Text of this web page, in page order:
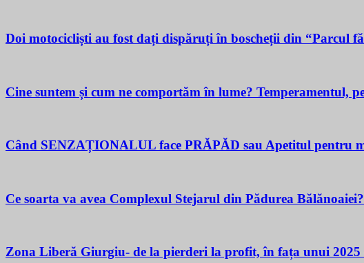
Doi motocicliști au fost dați dispăruți în boscheții din “Parcul
Cine suntem și cum ne comportăm în lume? Temperamentul,
Când SENZAȚIONALUL face PRĂPĂD sau Apetitul pentru
Ce soarta va avea Complexul Stejarul din Pădurea
Zona Liberă Giurgiu- de la pierderi la profit, în fața unui 2025